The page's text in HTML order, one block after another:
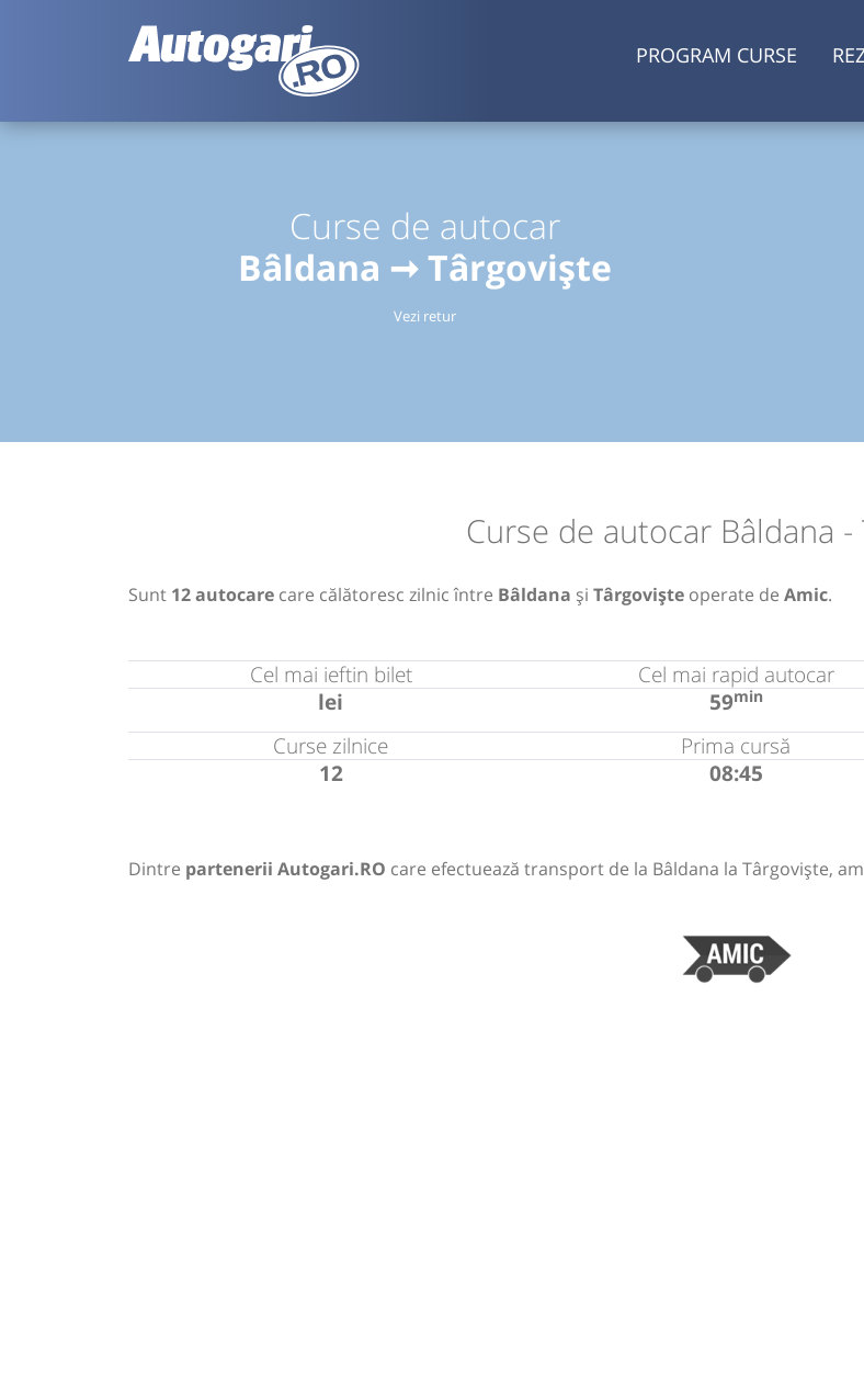
PROGRAM CURSE
Curse de autocar
Bâldana ➞ Târgoviște
Vezi retur
Curse de autocar Bâldana -
Sunt 12 autocare care călătoresc zilnic între Bâldana și Târgoviște operate de Amic.
Cel mai ieftin bilet
lei
Cel mai rapid autocar
59min
Curse zilnice
12
Prima cursă
08:45
Dintre partenerii Autogari.RO care efectuează transport de la Bâldana la Târgoviște,